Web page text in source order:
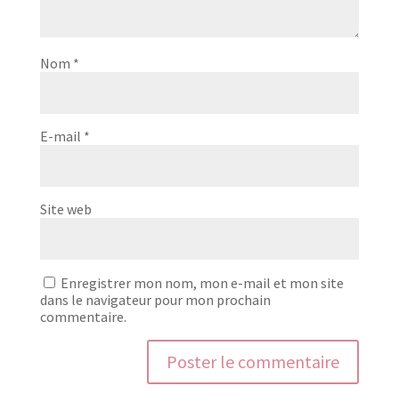
Nom *
E-mail *
Site web
Enregistrer mon nom, mon e-mail et mon site
dans le navigateur pour mon prochain
commentaire.